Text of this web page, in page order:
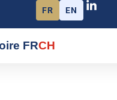
FR EN
FRCH